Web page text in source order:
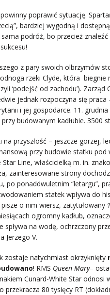
poprawić sytuację.
bardziej wygodną i
podróż, bo przecież
z pary swoich olbrzymów
odnoga rzeki Clyde, która
‘podejść od zachodu’).
jednak rozpoczyna się
i jej gospodarce. 11.
budowanym kadłubie. 3500
przyszłość – jeszcze gorzej,
przy budowie statku pod
Line, właścicielką m. in.
zainteresowane strony
po ponaddwuletnim “letargu”,
statek wpływa do
o nim wiersz, zatytułowany
ogromny kadłub,
spływa na wodę, ochrzczony
Jerzego V.
zostaje natychmiast okrzyknięty
! RMS Queen Mary–
Cunard-White Star odnosi
80 tysięcy RT